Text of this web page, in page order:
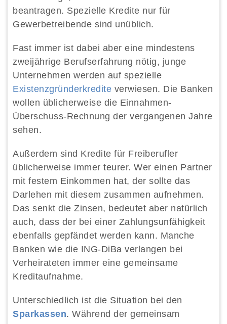
beantragen. Spezielle Kredite nur für
Gewerbetreibende sind unüblich.
Fast immer ist dabei aber eine mindestens
zweijährige Berufserfahrung nötig, junge
Unternehmen werden auf spezielle
Existenzgründerkredite verwiesen. Die Banken
wollen üblicherweise die Einnahmen-
Überschuss-Rechnung der vergangenen Jahre
sehen.
Außerdem sind Kredite für Freiberufler
üblicherweise immer teurer. Wer einen Partner
mit festem Einkommen hat, der sollte das
Darlehen mit diesem zusammen aufnehmen.
Das senkt die Zinsen, bedeutet aber natürlich
auch, dass der bei einer Zahlungsunfähigkeit
ebenfalls gepfändet werden kann. Manche
Banken wie die ING-DiBa verlangen bei
Verheirateten immer eine gemeinsame
Kreditaufnahme.
Unterschiedlich ist die Situation bei den
Sparkassen. Während der gemeinsam